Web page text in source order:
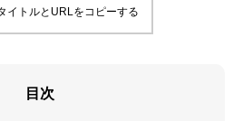
イトルとURLをコピーする
目次